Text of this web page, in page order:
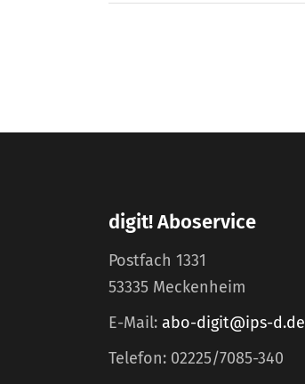
digit! Aboservice
Postfach 1331
53335 Meckenheim
E-Mail: abo-digit@ips-d.de
Telefon: 02225/7085-340